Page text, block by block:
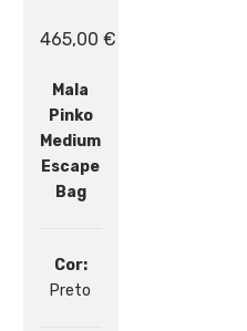
465,00 €
Mala
Pinko
Medium
Escape
Bag
Cor:
Preto